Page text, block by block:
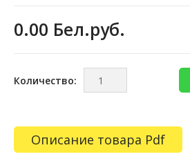
0.00 Бел.руб.
Количество:
Описание товара Pdf